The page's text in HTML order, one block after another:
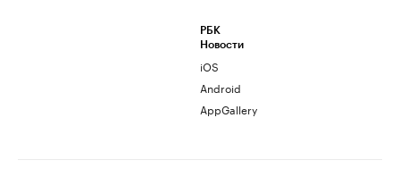
РБК
Новости
iOS
Android
AppGallery